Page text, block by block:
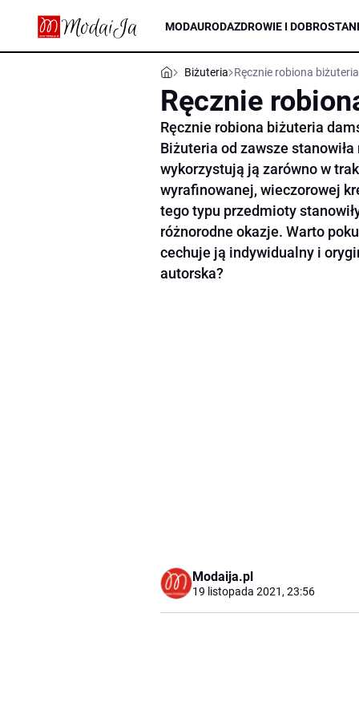
MODAURODAZDROWIE I DOBROSTAN
Biżuteria Ręcznie robiona
Ręcznie
Ręcznie robiona biżuteria
Biżuteria od zawsze
wykorzystują ją zarówno w
wyrafinowanej, wieczorowej
tego typu przedmioty
różnorodne okazje. Warto
cechuje ją indywidualny i
autorska?
Modaija.pl
19 listopada 2021, 23:56